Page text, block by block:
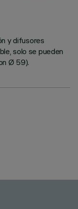
y difusores
solo se pueden
Ø 59).